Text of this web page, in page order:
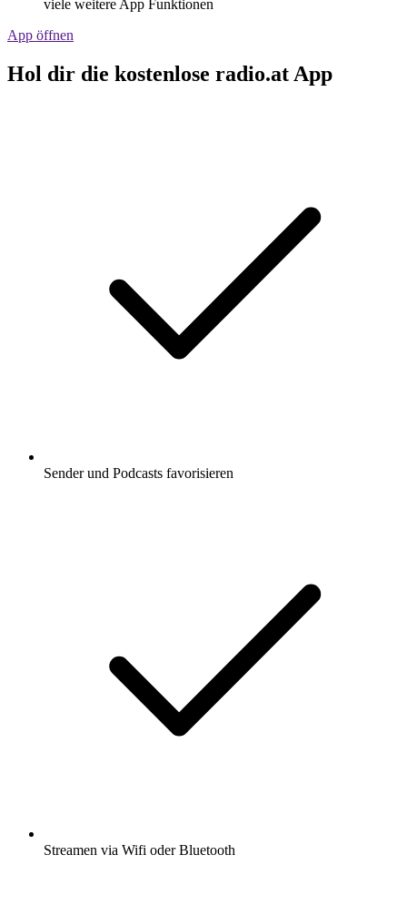
viele weitere App Funktionen
App öffnen
Hol dir die kostenlose radio.at App
Sender und Podcasts favorisieren
Streamen via Wifi oder Bluetooth